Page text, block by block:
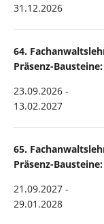
31.12.2026
64.
Präsenz-
23.09.2026 -
13.02.2027
65.
Präsenz-
21.09.2027 -
29.01.2028